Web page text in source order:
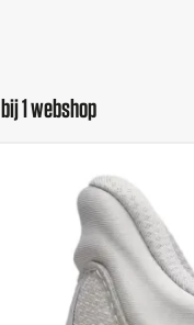
1 webshop